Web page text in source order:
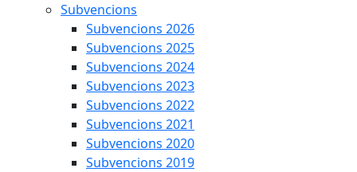
Subvencions
Subvencions 2026
Subvencions 2025
Subvencions 2024
Subvencions 2023
Subvencions 2022
Subvencions 2021
Subvencions 2020
Subvencions 2019